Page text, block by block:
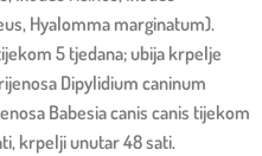
Hyalomma marginatum).
5 tjedana; ubija krpelje
Dipylidium caninum
Babesia canis canis tijekom
krpelji unutar 48 sati.